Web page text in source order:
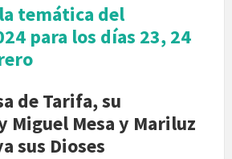
temática del
para los días 23, 24
de Tarifa, su
Miguel Mesa y Mariluz
sus Dioses